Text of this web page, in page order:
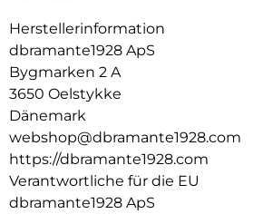
Wir verwenden ausschließlich
Recyclingkunststoff. So können wir mit
dass unsere Produkte so sind, wie wir sie
AUSSEN SCHLANK, INNEN GROSSZÜGIG
Diese Hülle schützt nicht nur Ihr
ein Portemonnaie mit Platz für bis zu 3
KICKSTAND-FUNKTION
Verfügt über eine klappbare Rückseite
horizontales Videoschauen.
Herstellerinformation
dbramante1928 ApS
Bygmarken 2 A
3650 Oelstykke
Dänemark
webshop@dbramante1928.com
https://dbramante1928.com
Verantwortliche für die EU
dbramante1928 ApS